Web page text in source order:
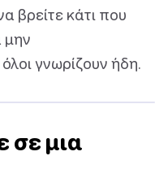
βρείτε κάτι που
μην
γνωρίζουν ήδη.
σε μια